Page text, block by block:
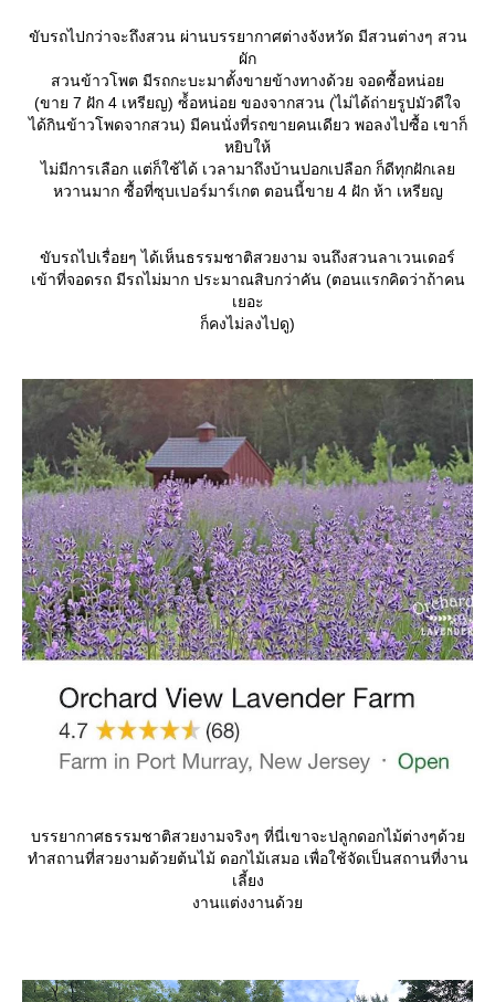
ขับรถไปกว่าจะถึงสวน ผ่านบรรยากาศต่างจังหวัด มีสวนต่างๆ สวน
ผัก
สวนข้าวโพต มีรถกะบะมาตั้งขายข้างทางด้วย จอดซื้อหน่อ
(ขาย 7 ฝัก 4 เหรียญ​) ซ์้อหน่อย ของจากสวน (ไม่ได้ถ่ายรูปมัวดีใจ
ได้กินข้าวโพดจากสวน) มีคนนั่งที่รถขายคนเดียว พอลงไปซื้อ เขาก็
หยิบให้
ไม่มีการเลือก แต่ก็ใช้ได้ เวลามาถึงบ้านปอกเปลือก ก็ดีทุกฝักเล
หวานมาก ซื้อที่ซุบเปอร์มาร์เกต ตอนนี้ขาย 4 ฝัก ห้า เหรียญ
ขับรถไปเรื่อยๆ ได้เห็นธรรมชาติสวยงาม จนถึงสวนลาเวนเดอร์
เข้าที่จอดรถ มีรถไม่มาก ประมาณสิบกว่าคัน (ตอนแรกคิดว่าถ้าคน
เยอะ
ก็คงไม่ลงไปดู)
บรรยากาศธรรมชาติสวยงามจริงๆ ที่นี่เขาจะปลูกดอกไม้ต่างๆด้ว
ทำสถานที่สวยงามด้วยต้นไม้ ดอกไม้เสมอ เพื่อใช้จัดเป็นสถานที่งาน
เลี้ยง
งานแต่งงานด้ว